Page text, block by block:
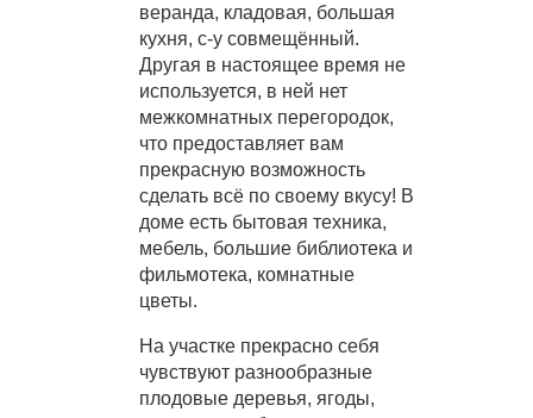
веранда, кладовая, большая
кухня, с-у совмещённый.
Другая в настоящее время не
используется, в ней нет
межкомнатных перегородок,
что предоставляет вам
прекрасную возможность
сделать всё по своему вкусу! В
доме есть бытовая техника,
мебель, большие библиотека и
фильмотека, комнатные
цветы.
На участке прекрасно себя
чувствуют разнообразные
плодовые деревья, ягоды,